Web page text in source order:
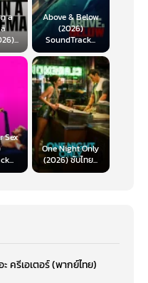
a
Above & Below
(2026)
SoundTrack...
Sex
One Night Only
(2026) ซับไทย...
ครีเอเตอร์ (พากย์ไทย)